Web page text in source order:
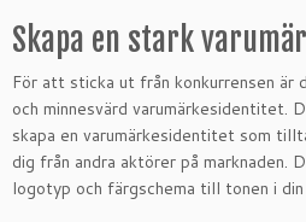
Skapa en stark
För att sticka ut från konkurrensen är
och minnesvärd varumärkesidentitet.
skapa en varumärkesidentitet som
dig från andra aktörer på marknaden.
logotyp och färgschema till tonen i